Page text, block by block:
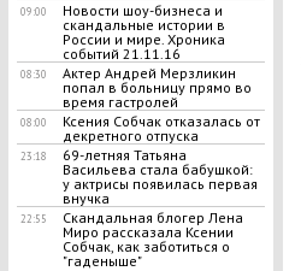
09:00
Новости шоу-бизнеса и
скандальные истории в
России и мире. Хроника
событий 21.11.16
08:30
Актер Андрей Мерзликин
попал в больницу прямо во
время гастролей
08:00
Ксения Собчак отказалась от
декретного отпуска
23:18
69-летняя Татьяна
Васильева стала бабушкой:
у актрисы появилась первая
внучка
22:55
Скандальная блогер Лена
Миро рассказала Ксении
Собчак, как заботиться о
"гаденыше"